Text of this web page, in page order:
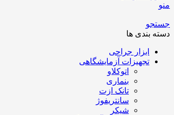
منو
جستجو
دسته بندی ها
ابزار جراحی
تجهیزات آزمایشگاهی
اتوکلاو
بنماری
تانک ازت
سانتریفوژ
شیکر